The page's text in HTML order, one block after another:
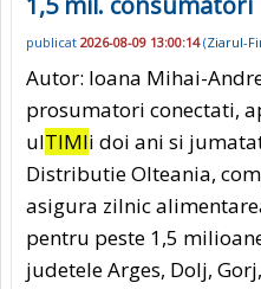
publicat 2026-08-09 13:00:14(Ziarul-
Autor: Ioana Mihai-
prosumatori conectati,
ulTIMIi doi ani si
Distributie Olteania,
asigura zilnic
pentru peste 1,5
judetele Arges, Dolj,